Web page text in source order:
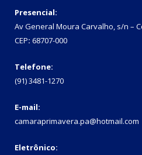
Presencial:
Av General Moura Carvalho, s/n –
CEP: 68707-000
Telefone:
(91) 3481-1270
E-mail:
camaraprimavera.pa@hotmail.com
Eletrônico: